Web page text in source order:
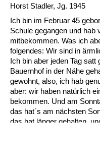
Horst Stadler, Jg. 1945
Ich bin im Februar 45
Schule gegangen und hab
mitbekommen. Was ich
folgendes: Wir sind in
Ich bin aber jeden Tag
Bauernhof in der Nähe
gewohnt, also, ich hab
aber: wir haben natürlich
bekommen. Und am
das hat´s am nächsten
das hat länger gehalten,